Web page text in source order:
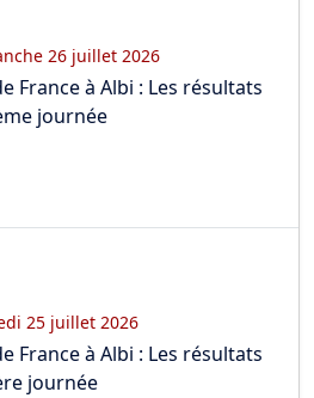
26 juillet 2026
France à Albi : Les résultats
journée
25 juillet 2026
France à Albi : Les résultats
journée